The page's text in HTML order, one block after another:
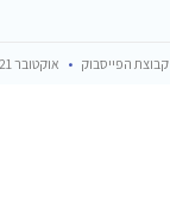
קבוצת הפייסבוק אוקטובר 21, 2023